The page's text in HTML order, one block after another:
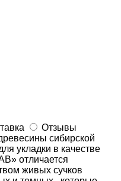
Отзывы
сибирской
укладки в качестве
отличается
живых сучков